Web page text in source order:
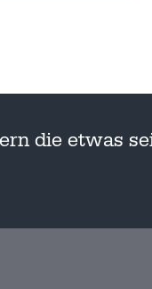
die etwas